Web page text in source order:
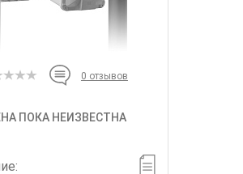
0 отзывов
ПОКА НЕИЗВЕСТНА